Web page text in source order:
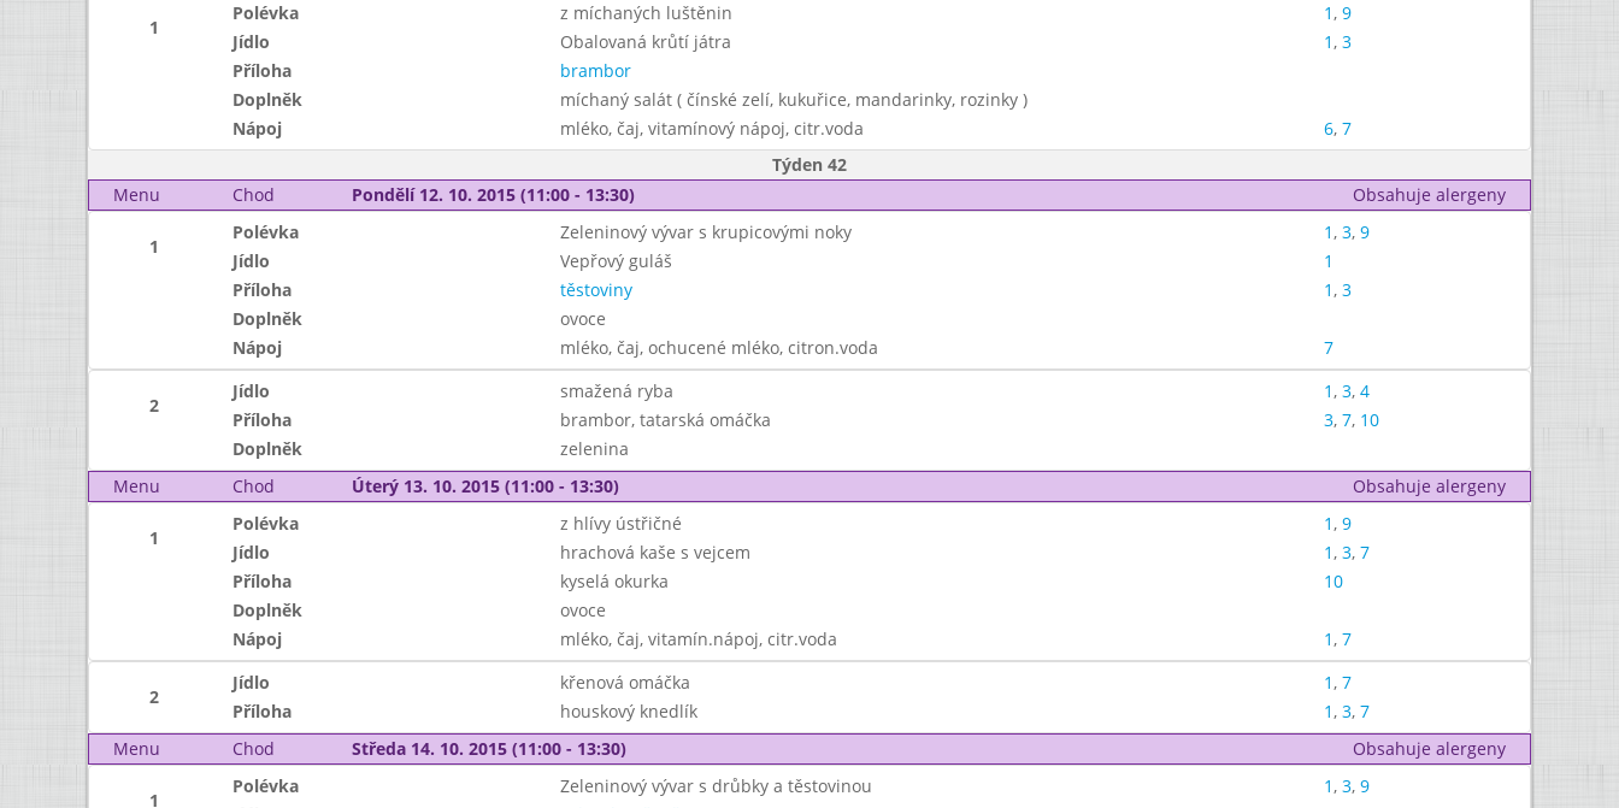
1
Polévka z míchaných luštěnin 1, 9
Jídlo
Obalovaná krůtí játra 1, 3
Příloha
brambor
Doplněk
míchaný salát ( čínské zelí, kukuřice, mandarinky, rozinky )
Nápoj
mléko, čaj, vitamínový nápoj, citr.voda 6, 7
Týden 42
Menu
Chod Pondělí 12. 10. 2015 (11:00 - 13:30) Obsahuje alergeny
1
Polévka Zeleninový vývar s krupicovými noky 1, 3, 9
Jídlo
Vepřový guláš
1
Příloha
těstoviny 1, 3
Doplněk
ovoce
Nápoj
mléko, čaj, ochucené mléko, citron.voda 7
2
Jídlo smažená ryba 1, 3, 4
Příloha
brambor, tatarská omáčka 3, 7, 10
Doplněk
zelenina
Menu
Chod Úterý 13. 10. 2015 (11:00 - 13:30) Obsahuje alergeny
1
Polévka z hlívy ústřičné 1, 9
Jídlo
hrachová kaše s vejcem 1, 3, 7
Příloha
kyselá okurka
10
Doplněk
ovoce
Nápoj
mléko, čaj, vitamín.nápoj, citr.voda 1, 7
2
Jídlo křenová omáčka 1, 7
Příloha
houskový knedlík 1, 3, 7
Menu
Chod Středa 14. 10. 2015 (11:00 - 13:30) Obsahuje alergeny
1
Polévka Zeleninový vývar s drůbky a těstovinou 1, 3, 9